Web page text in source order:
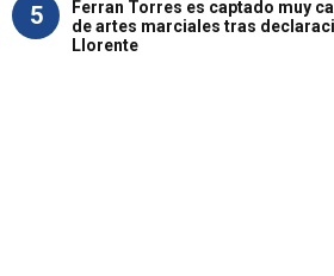
5
Ferran Torres es captado muy
de artes marciales tras
Llorente